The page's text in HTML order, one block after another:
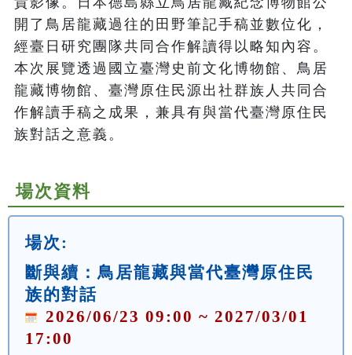
開了鳥居龍藏過往的田野筆記手稿並數位化，
經臺日研究團隊共同合作解讀得以略知內容。
本次展覽透過國立臺灣史前文化博物館、鳥居
龍藏博物館、臺灣原住民源出社群族人共同合
作解讀手稿之成果，兼具有與當代臺灣原住民
族對話之意義。
場次資料
場次:
斷與續：鳥居龍藏與當代臺灣原住民
族的對話
2026/06/23 09:00 ~ 2027/03/01
17:00